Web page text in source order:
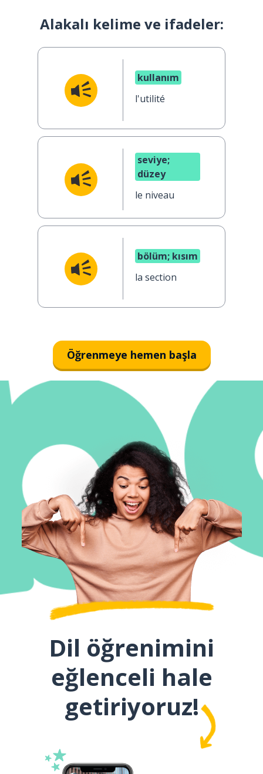
Alakalı kelime ve ifadeler:
kullanım
l'utilité
seviye;
düzey
le niveau
bölüm; kısım
la section
Öğrenmeye hemen başla
Dil öğrenimini
eğlenceli hale
getiriyoruz!